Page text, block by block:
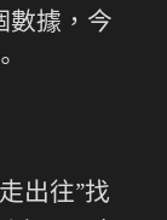
數據，今
出往”找